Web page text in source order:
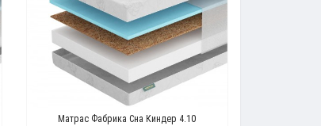
Матрас Фабрика Сна Киндер 4.10